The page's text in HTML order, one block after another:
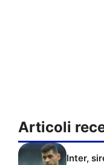
Articoli
Inter,